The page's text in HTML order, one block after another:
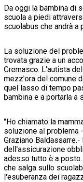
Da oggi la bambina di
scuola a piedi
scuolabus che andrà a
La soluzione del
trovata grazie a un
Cremasco. L'autista
mezz'ora del comune
quel lasso di tempo
bambina e a portarla a
"Ho chiamato la
soluzione al problema
Graziano
dell'assicurazione
adesso tutto è a
che salga sullo
l'esuberanza dei